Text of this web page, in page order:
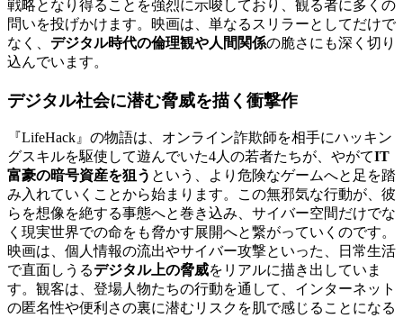
戦略となり得ることを強烈に示唆しており、観る者に多くの
問いを投げかけます。映画は、単なるスリラーとしてだけで
なく、 デジタル時代の倫理観や人間関係の脆さにも深く切り
込んでいます。
デジタル社会に潜む脅威を描く衝撃作
『LifeHack』の物語は、オンライン詐欺師を相手にハッキン
グスキルを駆使して遊んでいた4人の若者たちが、やがてIT
富豪の暗号資産を狙う という、より危険なゲームへと足を踏
み入れていくことから始まります。この無邪気な行動が、彼
らを想像を絶する事態へと巻き込み、サイバー空間だけでな
く現実世界での命をも脅かす展開へと繋がっていくのです。
映画は、個人情報の流出やサイバー攻撃といった、日常生活
で直面しうるデジタル上の脅威をリアルに描き出していま
す。観客は、登場人物たちの行動を通して、インターネット
の匿名性や便利さの裏に潜むリスクを肌で感じることになる